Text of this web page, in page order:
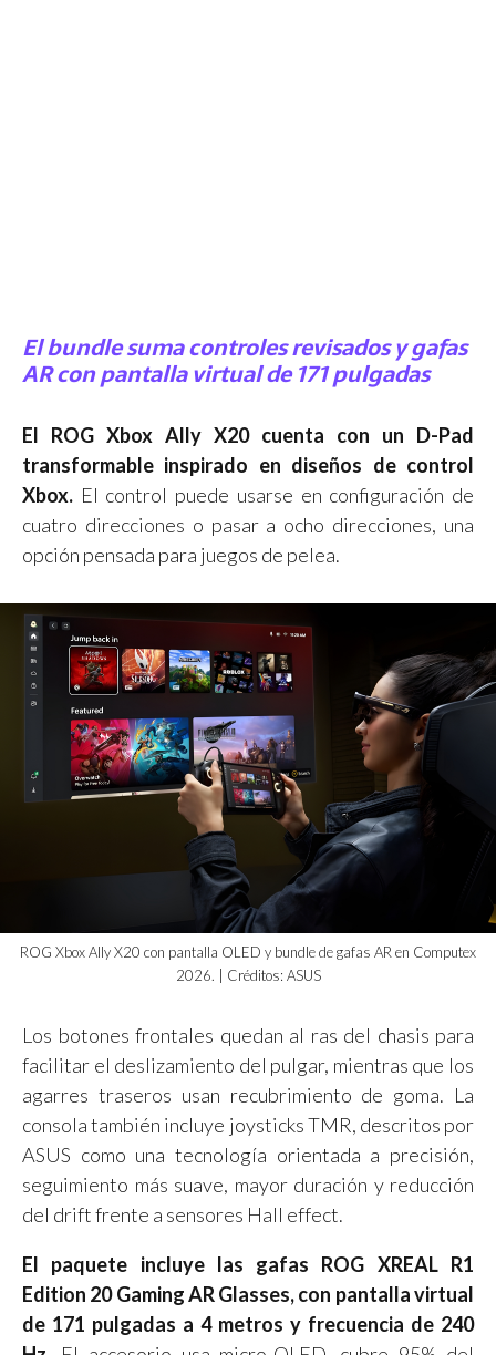
El bundle suma controles revisados y gafas
AR con pantalla virtual de 171 pulgadas
El ROG Xbox Ally X20 cuenta con un D-Pad
transformable inspirado en diseños de control
Xbox. El control puede usarse en configuración de
cuatro direcciones o pasar a ocho direcciones, una
opción pensada para juegos de pelea.
ROG Xbox Ally X20 con pantalla OLED y bundle de gafas AR en Computex
2026. | Créditos: ASUS
Los botones frontales quedan al ras del chasis para
facilitar el deslizamiento del pulgar, mientras que los
agarres traseros usan recubrimiento de goma. La
consola también incluye joysticks TMR, descritos por
ASUS como una tecnología orientada a precisión,
seguimiento más suave, mayor duración y reducción
del drift frente a sensores Hall effect.
El paquete incluye las gafas ROG XREAL R1
Edition 20 Gaming AR Glasses, con pantalla virtual
de 171 pulgadas a 4 metros y frecuencia de 240